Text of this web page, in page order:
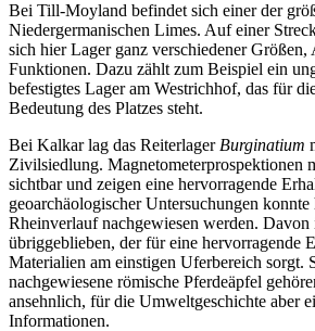
Bei Till-Moyland befindet sich einer der
Niedergermanischen Limes. Auf einer
sich hier Lager ganz verschiedener Größen,
Funktionen. Dazu zählt zum Beispiel ein
befestigtes Lager am Westrichhof, das für
Bedeutung des Platzes steht.
Bei Kalkar lag das Reiterlager Burginatium
Zivilsiedlung. Magnetometerprospektionen
sichtbar und zeigen eine hervorragende
geoarchäologischer Untersuchungen
Rheinverlauf nachgewiesen werden.
übriggeblieben, der für eine hervorragende
Materialien am einstigen Uferbereich sorgt.
nachgewiesene römische Pferdeäpfel
ansehnlich, für die Umweltgeschichte aber
Informationen.